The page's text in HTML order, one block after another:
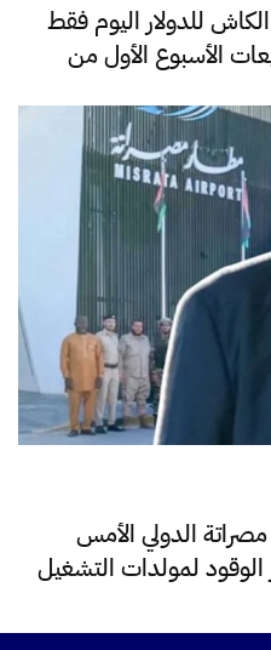
للدولار اليوم فقط
ومبيعات الأسبوع الأول من
الدولي الأمس
الوقود لمولدات التشغيل